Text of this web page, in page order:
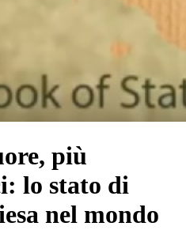
più
lo stato di
nel mondo